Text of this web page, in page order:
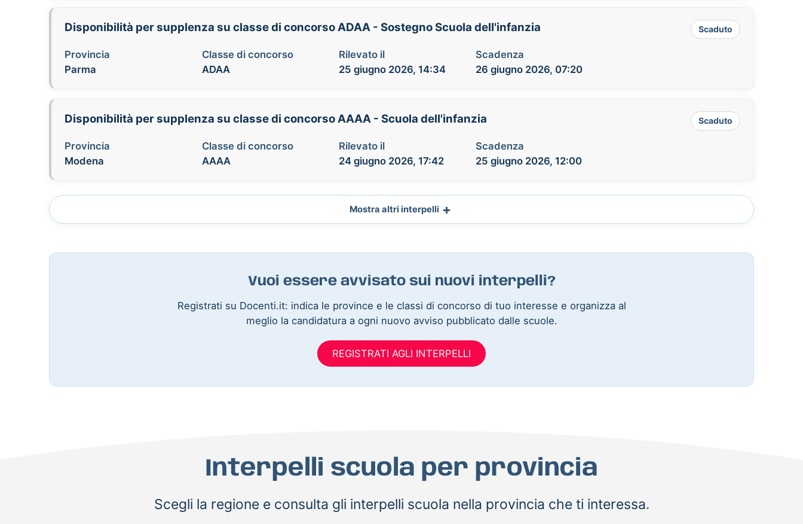
Disponibilità per supplenza su classe di concorso ADAA - Sostegno Scuola dell'infanzia Scaduto
Provincia
Parma
Classe di concorso
ADAA
Rilevato il
25 giugno 2026, 14:34
Scadenza
26 giugno 2026, 07:20
Disponibilità per supplenza su classe di concorso AAAA - Scuola dell'infanzia Scaduto
Provincia
Modena
Classe di concorso
AAAA
Rilevato il
24 giugno 2026, 17:42
Scadenza
25 giugno 2026, 12:00
Mostra altri interpelli
Vuoi essere avvisato sui nuovi interpelli?
Registrati su Docenti.it: indica le province e le classi di concorso di tuo interesse e organizza al
meglio la candidatura a ogni nuovo avviso pubblicato dalle scuole.
REGISTRATI AGLI INTERPELLI
Interpelli scuola per provincia
Scegli la regione e consulta gli interpelli scuola nella provincia che ti interessa.